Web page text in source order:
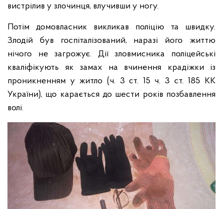
вистрілив у злочинця, влучивши у ногу.
Потім домовласник викликав поліцію та швидку.
Злодій був госпіталізований, наразі його життю
нічого не загрожує. Дії зловмисника поліцейські
кваліфікують як замах на вчинення крадіжки із
проникненням у житло (ч. 3 ст. 15 ч. 3 ст. 185 КК
України), що карається до шести років позбавлення
волі.